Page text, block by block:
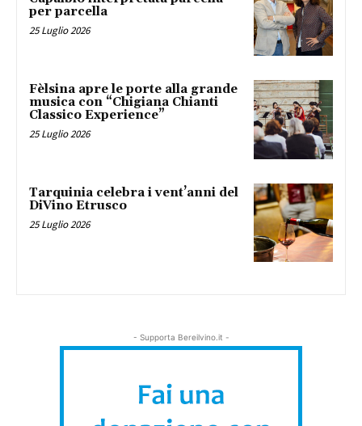
per parcella
25 Luglio 2026
Fèlsina apre le porte alla grande
musica con “Chigiana Chianti
Classico Experience”
25 Luglio 2026
Tarquinia celebra i vent’anni del
DiVino Etrusco
25 Luglio 2026
- Supporta Bereilvino.it -